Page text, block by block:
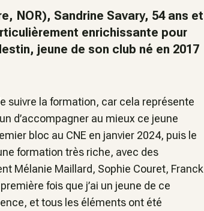
NOR), Sandrine Savary, 54 ans et
enrichissante pour
jeune de son club né en 2017
suivre la formation, car cela représente
d’accompagner au mieux ce jeune
bloc au CNE en janvier 2024, puis le
formation très riche, avec des
Mélanie Maillard, Sophie Couret, Franck
fois que j’ai un jeune de ce
et tous les éléments ont été